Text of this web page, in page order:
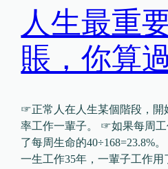
人生最重
賬，你算
☞正常人在人生某個階段，開
率工作一輩子。 ☞如果每周工
了每周生命的40÷168=23.8%
一生工作35年，一輩子工作用